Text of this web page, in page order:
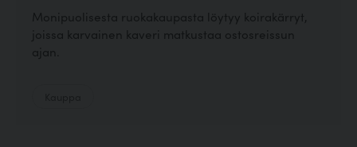
Monipuolisesta ruokakaupasta löytyy koirakärryt,
joissa karvainen kaveri matkustaa ostosreissun
ajan.